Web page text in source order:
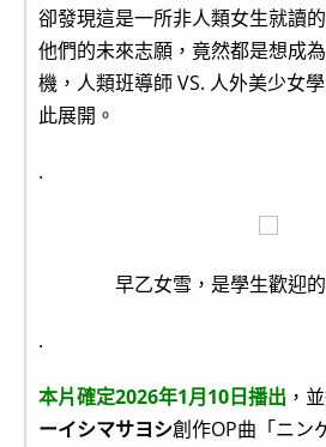
卻發現這是一所非人類女生就讀
他們的未來志願，竟然都是想成
機，人類班導師 VS. 人外美少女
此展開。
.
早乙女雪，是學生歡迎
.
本片確定2026年1月10日播出 ，
ーイシマサヨシ創作OP曲「ニン